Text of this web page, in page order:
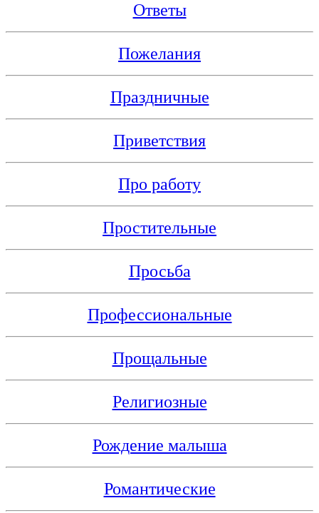
Ответы
Пожелания
Праздничные
Приветствия
Про работу
Простительные
Просьба
Профессиональные
Прощальные
Религиозные
Рождение малыша
Романтические